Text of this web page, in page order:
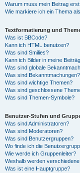
Warum muss mein Beitrag
Wie markiere ich ein Thema
Textformatierung und
Was ist BBCode?
Kann ich HTML benutzen?
Was sind Smilies?
Kann ich Bilder in meine
Was sind globale
Was sind Bekanntmachungen?
Was sind wichtige Themen?
Was sind geschlossene
Was sind Themen-Symbole?
Benutzer-Stufen und
Was sind Administratoren?
Was sind Moderatoren?
Was sind Benutzergruppen?
Wo finde ich die
Wie werde ich Gruppenleiter?
Weshalb werden
Was ist eine Hauptgruppe?